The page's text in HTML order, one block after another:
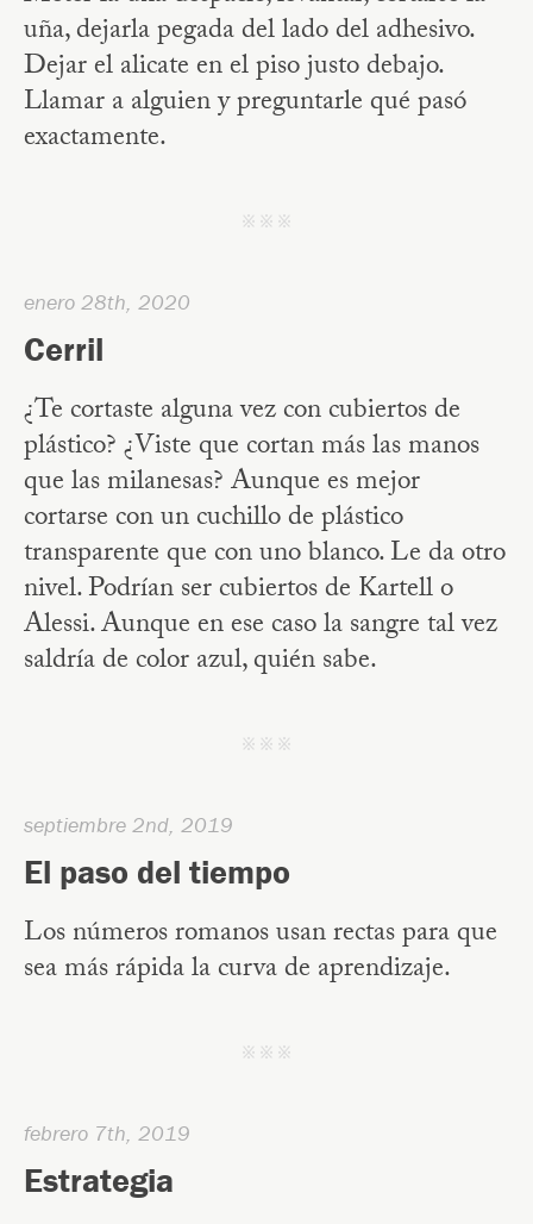
uña, dejarla pegada del lado del adhesivo.
Dejar el alicate en el piso justo debajo.
Llamar a alguien y preguntarle qué pasó
exactamente.
j j j
enero 28th, 2020
Cerril
¿Te cortaste alguna vez con cubiertos de
plástico? ¿Viste que cortan más las manos
que las milanesas? Aunque es mejor
cortarse con un cuchillo de plástico
transparente que con uno blanco. Le da otro
nivel. Podrían ser cubiertos de Kartell o
Alessi. Aunque en ese caso la sangre tal vez
saldría de color azul, quién sabe.
j j j
septiembre 2nd, 2019
El paso del tiempo
Los números romanos usan rectas para que
sea más rápida la curva de aprendizaje.
j j j
febrero 7th, 2019
Estrategia